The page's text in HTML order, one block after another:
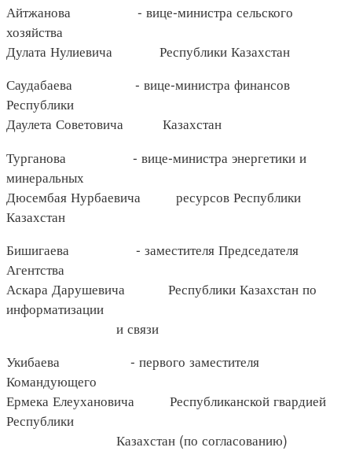
Айтжанова - вице-министра сельского
хозяйства
Дулата Нулиевича Республики Казахстан
Саудабаева - вице-министра финансов
Республики
Даулета Советовича Казахстан
Турганова - вице-министра энергетики и
минеральных
Дюсембая Нурбаевича ресурсов Республики
Казахстан
Бишигаева - заместителя Председателя
Агентства
Аскара Дарушевича Республики Казахстан по
информатизации
и связи
Укибаева - первого заместителя
Командующего
Ермека Елеухановича Республиканской гвардией
Республики
Казахстан (по согласованию)